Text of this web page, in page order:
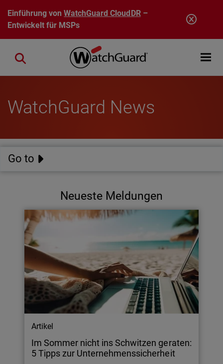
Direkt zum Inhalt
Einführung vonWatchGuard CloudDR–
Entwickelt für MSPs
Open
Close search
WatchGuard News
Go to
Neueste Meldungen
Artikel
Im Sommer nicht ins Schwitzen geraten:
5 Tipps zur Unternehmenssicherheit